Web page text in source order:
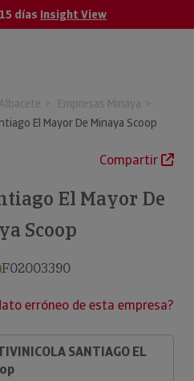
días Insight View
Empresas Minaya
El Mayor De Minaya Scoop
Compartir
El Mayor De
Scoop
F02003390
erróneo de esta empresa?
SANTIAGO EL